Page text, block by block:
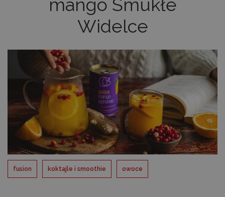
mango Smukłe
Widelce
fusion koktajle i smoothie owoce